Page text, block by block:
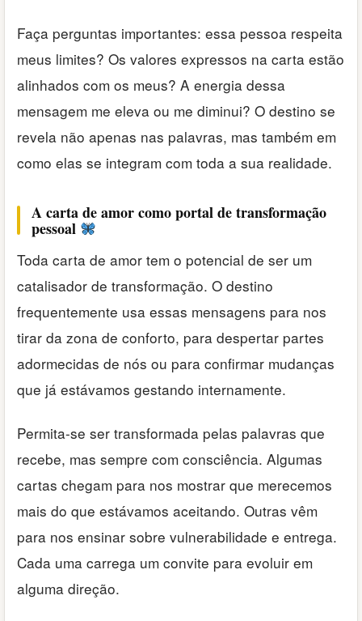
Faça perguntas importantes: essa pessoa respeita
meus limites? Os valores expressos na carta estão
alinhados com os meus? A energia dessa
mensagem me eleva ou me diminui? O destino se
revela não apenas nas palavras, mas também em
como elas se integram com toda a sua realidade.
A carta de amor como portal de transformação
pessoal
Toda carta de amor tem o potencial de ser um
catalisador de transformação. O destino
frequentemente usa essas mensagens para nos
tirar da zona de conforto, para despertar partes
adormecidas de nós ou para confirmar mudanças
que já estávamos gestando internamente.
Permita-se ser transformada pelas palavras que
recebe, mas sempre com consciência. Algumas
cartas chegam para nos mostrar que merecemos
mais do que estávamos aceitando. Outras vêm
para nos ensinar sobre vulnerabilidade e entrega.
Cada uma carrega um convite para evoluir em
alguma direção.